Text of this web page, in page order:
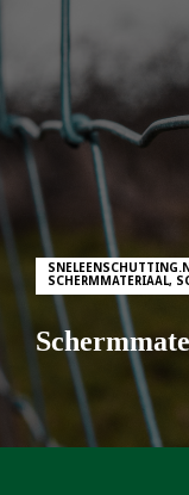
SCHERMMATERIAAL,